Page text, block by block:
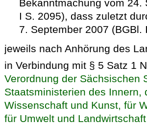
Bekanntmachung vom 24.
I S. 2095), dass zuletzt
7. September 2007
jeweils nach Anhörung des
in Verbindung mit § 5 Satz 1
Verordnung der Sächsischen
Staatsministerien des
Wissenschaft und Kunst, für
für Umwelt und